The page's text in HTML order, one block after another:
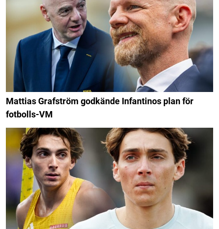
Mattias Grafström godkände Infantinos plan för
fotbolls-VM